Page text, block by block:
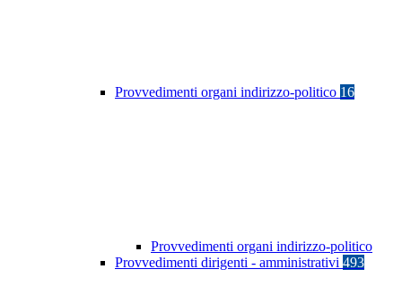
Provvedimenti organi indirizzo-politico 16
Provvedimenti organi indirizzo-politico
Provvedimenti dirigenti - amministrativi 493